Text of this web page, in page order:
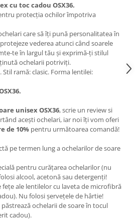
cu toc cadou OSX36.
protecția ochilor împotriva
care să îți pună personalitatea în
vederea atunci când soarele
te în largul tău și exprimă-ți stilul
ochelarii potriviți.
ramă: clasic. Forma lentilei:
unisex OSX36, scrie un review si
acești ochelari, iar noi îți vom oferi
de 10% pentru următoarea comandă!
pe termen lung a ochelarilor de soare
pentru curățarea ochelarilor (nu
alcool, acetonă sau detergenți!
ale lentilelor cu laveta de microfibră
Nu folosi șervețele de hârtie!
ochelarii de soare în tocul
cadou).